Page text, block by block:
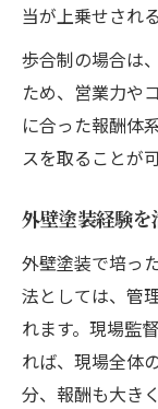
当が上乗せされ
歩合制の場合は
ため、営業力や
に合った報酬体
スを取ることが
外壁塗装経験
外壁塗装で培っ
法としては、管
れます。現場監
れば、現場全体
分、報酬も大き